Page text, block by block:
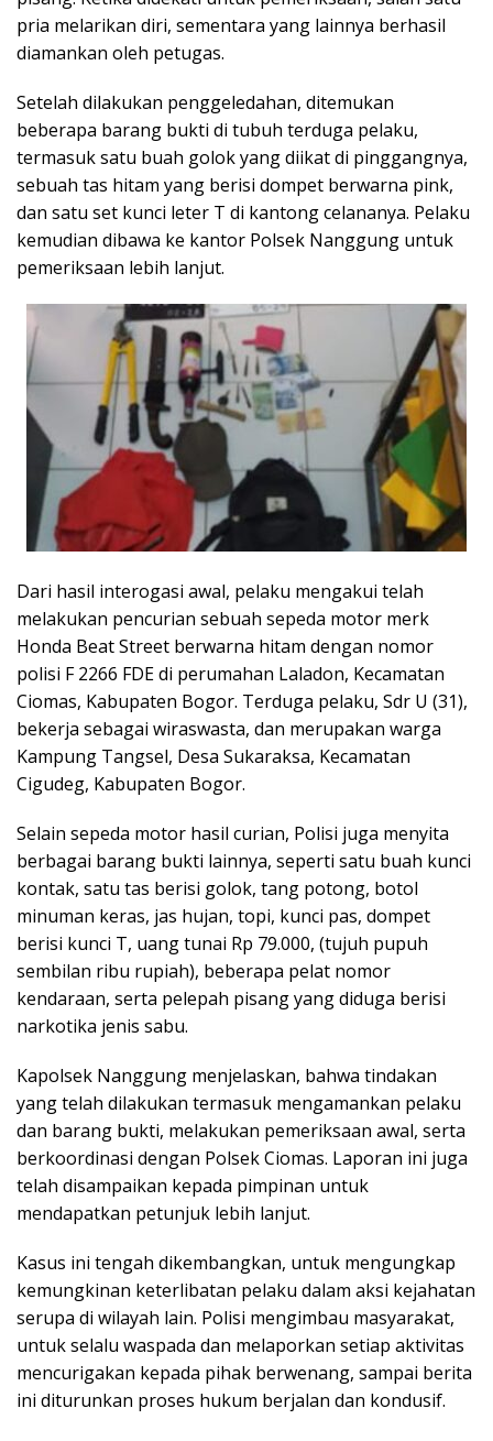
pria melarikan diri, sementara yang lainnya berhasil
diamankan oleh petugas.
Setelah dilakukan penggeledahan, ditemukan
beberapa barang bukti di tubuh terduga pelaku,
termasuk satu buah golok yang diikat di pinggangnya,
sebuah tas hitam yang berisi dompet berwarna pink,
dan satu set kunci leter T di kantong celananya. Pelaku
kemudian dibawa ke kantor Polsek Nanggung untuk
pemeriksaan lebih lanjut.
Dari hasil interogasi awal, pelaku mengakui telah
melakukan pencurian sebuah sepeda motor merk
Honda Beat Street berwarna hitam dengan nomor
polisi F 2266 FDE di perumahan Laladon, Kecamatan
Ciomas, Kabupaten Bogor. Terduga pelaku, Sdr U (31),
bekerja sebagai wiraswasta, dan merupakan warga
Kampung Tangsel, Desa Sukaraksa, Kecamatan
Cigudeg, Kabupaten Bogor.
Selain sepeda motor hasil curian, Polisi juga menyita
berbagai barang bukti lainnya, seperti satu buah kunci
kontak, satu tas berisi golok, tang potong, botol
minuman keras, jas hujan, topi, kunci pas, dompet
berisi kunci T, uang tunai Rp 79.000, (tujuh pupuh
sembilan ribu rupiah), beberapa pelat nomor
kendaraan, serta pelepah pisang yang diduga berisi
narkotika jenis sabu.
Kapolsek Nanggung menjelaskan, bahwa tindakan
yang telah dilakukan termasuk mengamankan pelaku
dan barang bukti, melakukan pemeriksaan awal, serta
berkoordinasi dengan Polsek Ciomas. Laporan ini juga
telah disampaikan kepada pimpinan untuk
mendapatkan petunjuk lebih lanjut.
Kasus ini tengah dikembangkan, untuk mengungkap
kemungkinan keterlibatan pelaku dalam aksi kejahatan
serupa di wilayah lain. Polisi mengimbau masyarakat,
untuk selalu waspada dan melaporkan setiap aktivitas
mencurigakan kepada pihak berwenang, sampai berita
ini diturunkan proses hukum berjalan dan kondusif.